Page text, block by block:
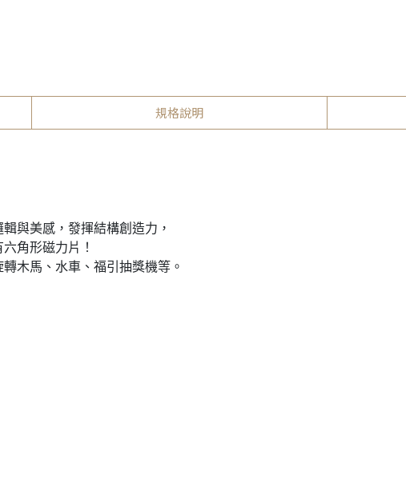
規格說明
與美感，發揮結構創造力，
角形磁力片！
木馬、水車、福引抽獎機等。